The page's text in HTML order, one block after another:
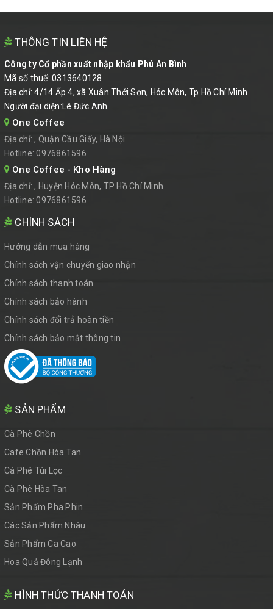
THÔNG TIN LIÊN HỆ
Công ty Cổ phần xuất nhập khẩu Phú An Bình
Mã số thuế: 0313640128
Địa chỉ: 4/14 Ấp 4, xã Xuân Thới Sơn, Hóc Môn, Tp Hồ Chí Minh
Người đại diện:Lê Đức Anh
One Coffee
Địa chỉ: , Quận Cầu Giấy, Hà Nội
Hotline: 0976861596
One Coffee - Kho Hàng
Địa chỉ: , Huyện Hóc Môn, TP Hồ Chí Minh
Hotline: 0976861596
CHÍNH SÁCH
Hướng dẫn mua hàng
Chính sách vận chuyển giao nhận
Chính sách thanh toán
Chính sách bảo hành
Chính sách đổi trả hoàn tiền
Chính sách bảo mật thông tin
SẢN PHẨM
Cà Phê Chồn
Cafe Chồn Hòa Tan
Cà Phê Túi Lọc
Cà Phê Hòa Tan
Sản Phẩm Pha Phin
Các Sản Phẩm Nhàu
Sản Phẩm Ca Cao
Hoa Quả Đông Lạnh
HÌNH THỨC THANH TOÁN